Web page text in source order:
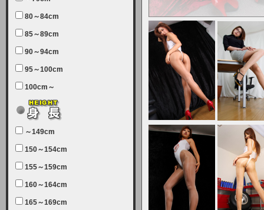
致します。
2025-06-11 (水)
【サーバーメンテナンス実施につい
7月5日（土曜日）午前7：00から午
テナンスを実施します。ユーザー様
にはご迷惑をおかけしますがご理解
いただけます様、宜しくお願い致し
【クレジットカード決済について
②】
現在、クレジットカード決済はJCB
80～84cm
85～89cm
90～94cm
95～100cm
100cm～
～149cm
150～154cm
155～159cm
160～164cm
165～169cm